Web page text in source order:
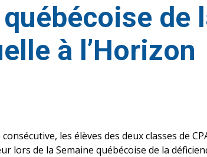
de
à l’Horizon
les élèves des deux classes de
lors de la Semaine québécoise de la